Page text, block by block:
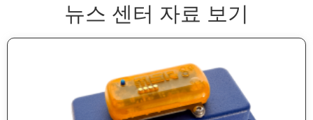
뉴스 센터 자료 보기